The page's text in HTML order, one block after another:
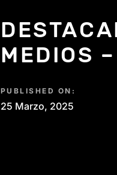
MEDIOS
PUBLISHED ON:
25 Marzo, 2025